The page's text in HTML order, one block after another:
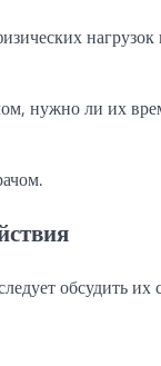
нагрузок
нужно ли их
обсудить